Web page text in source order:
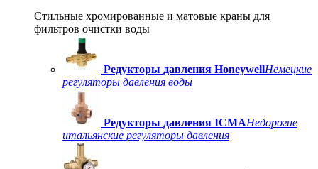
Стильные хромированные и матовые краны для
фильтров очистки воды
Редукторы давления HoneywellНемецкие
регуляторы давления воды
Редукторы давления ICMAНедорогие
итальянские регуляторы давления